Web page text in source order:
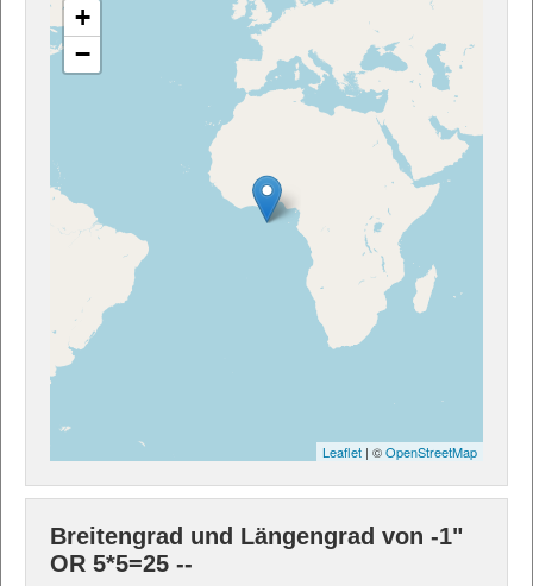
+
−
Leaflet | ©OpenStreetMap
Breitengrad und Längengrad von -1"
OR 5*5=25 --